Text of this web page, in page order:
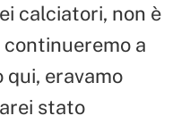
calciatori, non è
a
qui, eravamo
stato